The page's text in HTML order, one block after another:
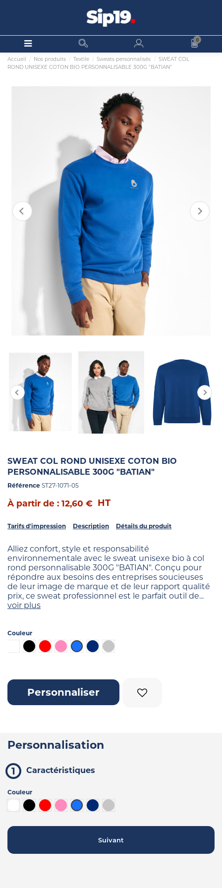
0
Accueil Nos produits Textile Sweats personnalisés
SWEAT COL
ROND UNISEXE COTON BIO PERSONNALISABLE 300G "BATIAN"
SWEAT COL ROND UNISEXE COTON BIO
PERSONNALISABLE 300G "BATIAN"
Référence ST27-1071-05
À partir de : 12,60 € HT
Tarifs d'impression Description Détails du produit
Alliez confort, style et responsabilité
environnementale avec le sweat unisexe bio à col
rond personnalisable 300G "BATIAN". Conçu pour
répondre aux besoins des entreprises soucieuses
de leur image de marque et de leur rapport qualité
prix, ce sweat professionnel est le parfait outil de...
voir plus
Couleur
Blanc
Noir Rouge Rose Bleu Bleu foncéGris chiné
Personnaliser
Personnalisation
Caractéristiques
Couleur
Blanc
Noir Rouge Rose Bleu Bleu foncéGris chiné
Suivant